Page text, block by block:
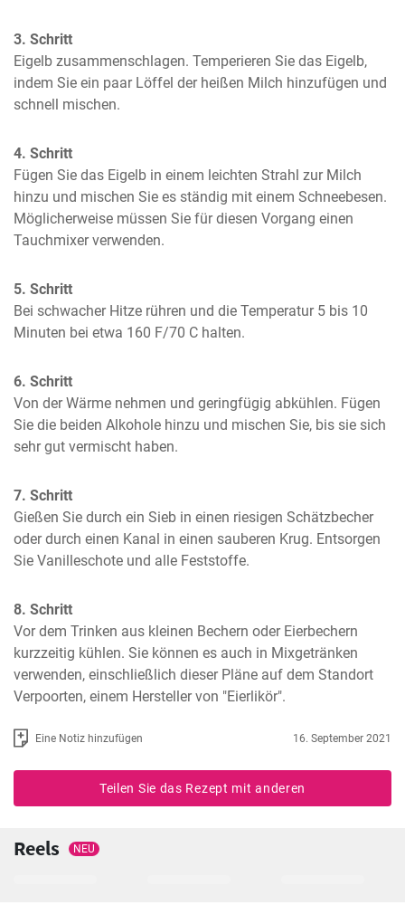
3. Schritt
Eigelb zusammenschlagen. Temperieren Sie das Eigelb,
indem Sie ein paar Löffel der heißen Milch hinzufügen und
schnell mischen.
4. Schritt
Fügen Sie das Eigelb in einem leichten Strahl zur Milch
hinzu und mischen Sie es ständig mit einem Schneebesen.
Möglicherweise müssen Sie für diesen Vorgang einen
Tauchmixer verwenden.
5. Schritt
Bei schwacher Hitze rühren und die Temperatur 5 bis 10
Minuten bei etwa 160 F/70 C halten.
6. Schritt
Von der Wärme nehmen und geringfügig abkühlen. Fügen
Sie die beiden Alkohole hinzu und mischen Sie, bis sie sich
sehr gut vermischt haben.
7. Schritt
Gießen Sie durch ein Sieb in einen riesigen Schätzbecher
oder durch einen Kanal in einen sauberen Krug. Entsorgen
Sie Vanilleschote und alle Feststoffe.
8. Schritt
Vor dem Trinken aus kleinen Bechern oder Eierbechern
kurzzeitig kühlen. Sie können es auch in Mixgetränken
verwenden, einschließlich dieser Pläne auf dem Standort
Verpoorten, einem Hersteller von "Eierlikör".
Eine Notiz hinzufügen 16. September 2021
Teilen Sie das Rezept mit anderen
Reels NEU